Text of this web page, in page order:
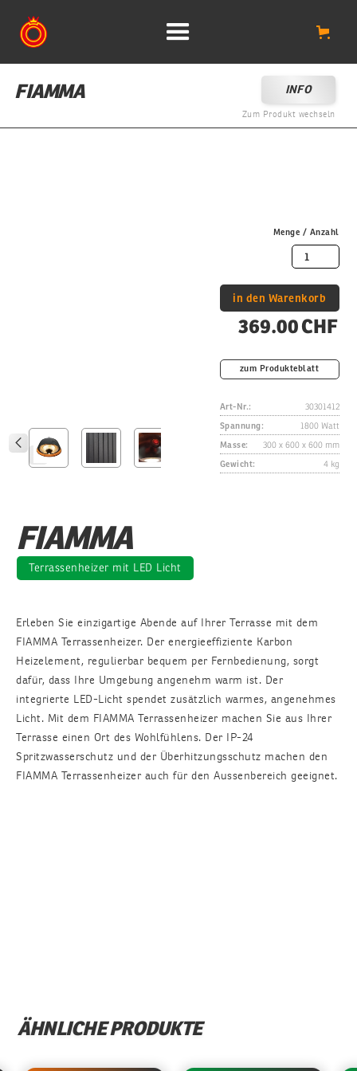
FIAMMA INFO
Zum Produkt wechseln
Menge / Anzahl
369.00 CHF
zum Produkteblatt
Art-Nr.:
30301412
Spannung:
1800 Watt
Masse:
300 x 600 x 600 mm
Gewicht:
4 kg
FIAMMA
Terrassenheizer mit LED Licht
Erleben Sie einzigartige Abende auf Ihrer Terrasse mit dem
FIAMMA Terrassenheizer. Der energieeffiziente Karbon
Heizelement, regulierbar bequem per Fernbedienung, sorgt
dafür, dass Ihre Umgebung angenehm warm ist. Der
integrierte LED-Licht spendet zusätzlich warmes, angenehmes
Licht. Mit dem FIAMMA Terrassenheizer machen Sie aus Ihrer
Terrasse einen Ort des Wohlfühlens. Der IP-24
Spritzwasserschutz und der Überhitzungsschutz machen den
FIAMMA Terrassenheizer auch für den Aussenbereich geeignet.
ÄHNLICHE PRODUKTE